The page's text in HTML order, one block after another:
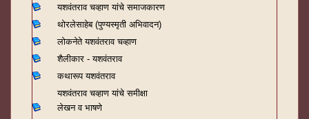
यशवंतराव चव्हाण यांचे समाजकारण
थोरलेसाहेब (पुण्यस्मृती अभिवादन)
लोकनेते यशवंतराव चव्हाण
शैलीकार - यशवंतराव
कथारूप यशवंतराव
यशवंतराव चव्हाण यांचे समीक्षा
लेखन व भाषणे